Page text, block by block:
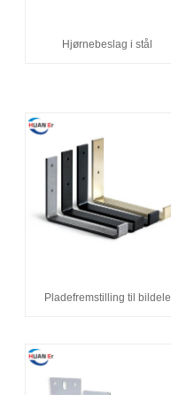
Hjørnebeslag i stål
Pladefremstilling til bildele